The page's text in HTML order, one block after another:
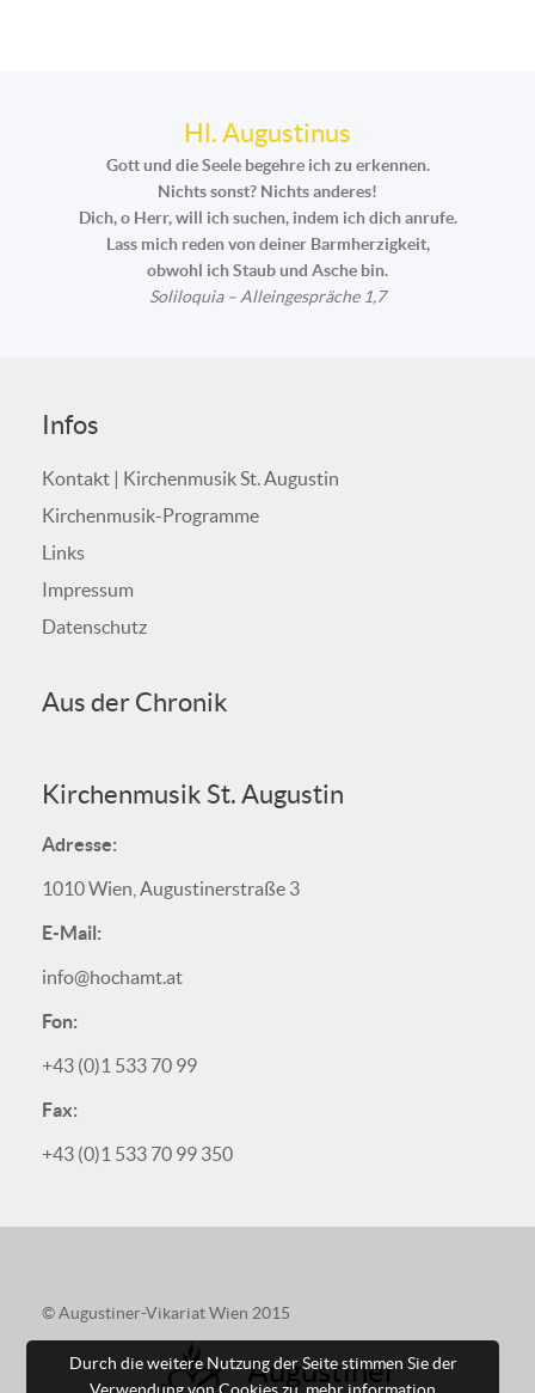
Hl. Augustinus
Gott und die Seele begehre ich zu erkennen.
Nichts sonst? Nichts anderes!
Dich, o Herr, will ich suchen, indem ich dich anrufe.
Lass mich reden von deiner Barmherzigkeit,
obwohl ich Staub und Asche bin.
Soliloquia – Alleingespräche 1,7
Infos
Kontakt | Kirchenmusik St. Augustin
Kirchenmusik-Programme
Links
Impressum
Datenschutz
Aus der Chronik
Kirchenmusik St. Augustin
Adresse:
1010 Wien, Augustinerstraße 3
E-Mail:
info@hochamt.at
Fon:
+43 (0)1 533 70 99
Fax:
+43 (0)1 533 70 99 350
© Augustiner-Vikariat Wien 2015
Augustiner
Durch die weitere Nutzung der Seite stimmen Sie der